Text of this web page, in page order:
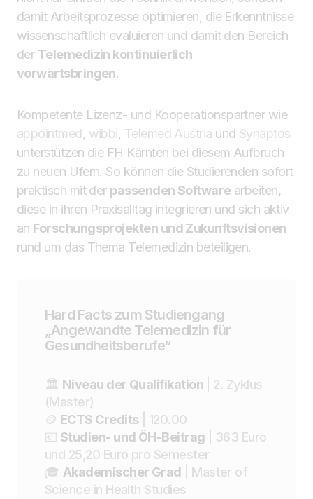
damit Arbeitsprozesse optimieren, die Erkenntnisse
wissenschaftlich evaluieren und damit den Bereich
der Telemedizin kontinuierlich
vorwärtsbringen.
Kompetente Lizenz- und Kooperationspartner wie
appointmed, wibbi, Telemed Austria und Synaptos
unterstützen die FH Kärnten bei diesem Aufbruch
zu neuen Ufern. So können die Studierenden sofort
praktisch mit der passenden Softwarearbeiten,
diese in ihren Praxisalltag integrieren und sich aktiv
an Forschungsprojekten und Zukunftsvisionen
rund um das Thema Telemedizin beteiligen.
Hard Facts zum Studiengang
„Angewandte Telemedizin für
Gesundheitsberufe“
🏛️ Niveau der Qualifikation| 2. Zyklus
(Master)
🪙 ECTS Credits| 120.00
💶 Studien- und ÖH-Beitrag | 363 Euro
und 25,20 Euro pro Semester
🎓 Akademischer Grad | Master of
Science in Health Studies